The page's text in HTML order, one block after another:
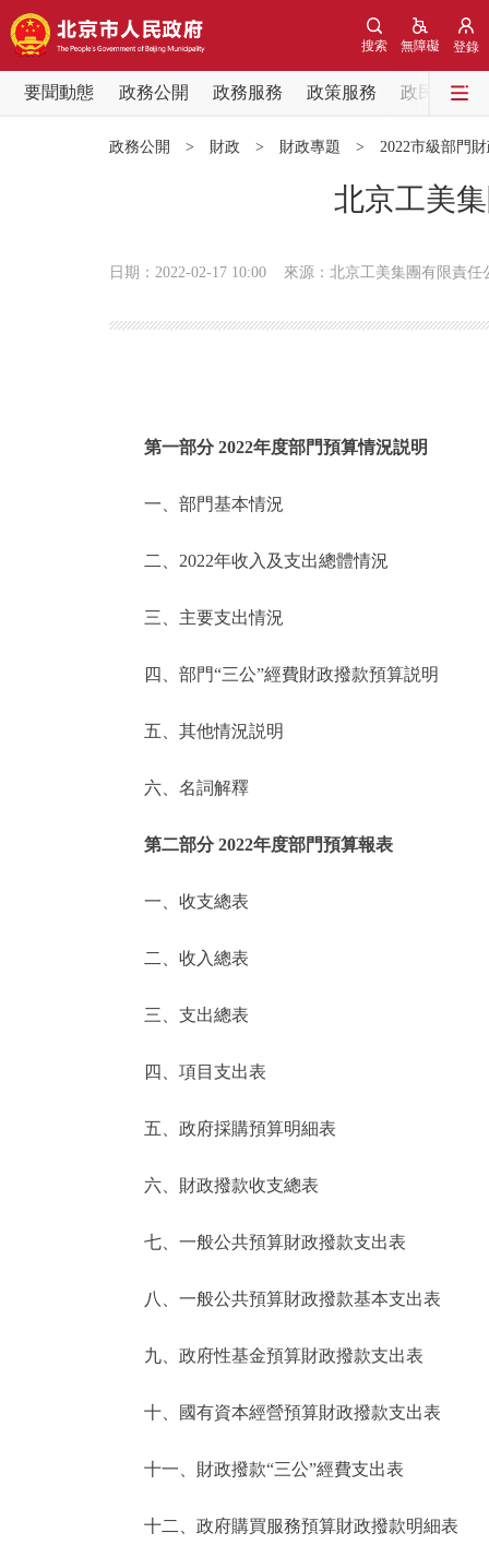
登錄
無障礙
搜索
要聞動態 政務公開 政務服務 政策服務
政民互動
便民服務
仲介服務
政民互動
12345網上接訴即辦
參與調查
走進北京
北京概況
綠色北京
ENGLISH
政務公開 > 財政 > 財政專題 > 2022市級部門
北京工美
日期：2022-02-17 10:00 來源：北京工美集團有限責任
第一部分 2022年度部門預算情況説明
一、部門基本情況
二、2022年收入及支出總體情況
三、主要支出情況
四、部門“三公”經費財政撥款預算説明
五、其他情況説明
六、名詞解釋
第二部分 2022年度部門預算報表
一、收支總表
二、收入總表
三、支出總表
四、項目支出表
五、政府採購預算明細表
六、財政撥款收支總表
七、一般公共預算財政撥款支出表
八、一般公共預算財政撥款基本支出表
九、政府性基金預算財政撥款支出表
十、國有資本經營預算財政撥款支出表
十一、財政撥款“三公”經費支出表
十二、政府購買服務預算財政撥款明細表